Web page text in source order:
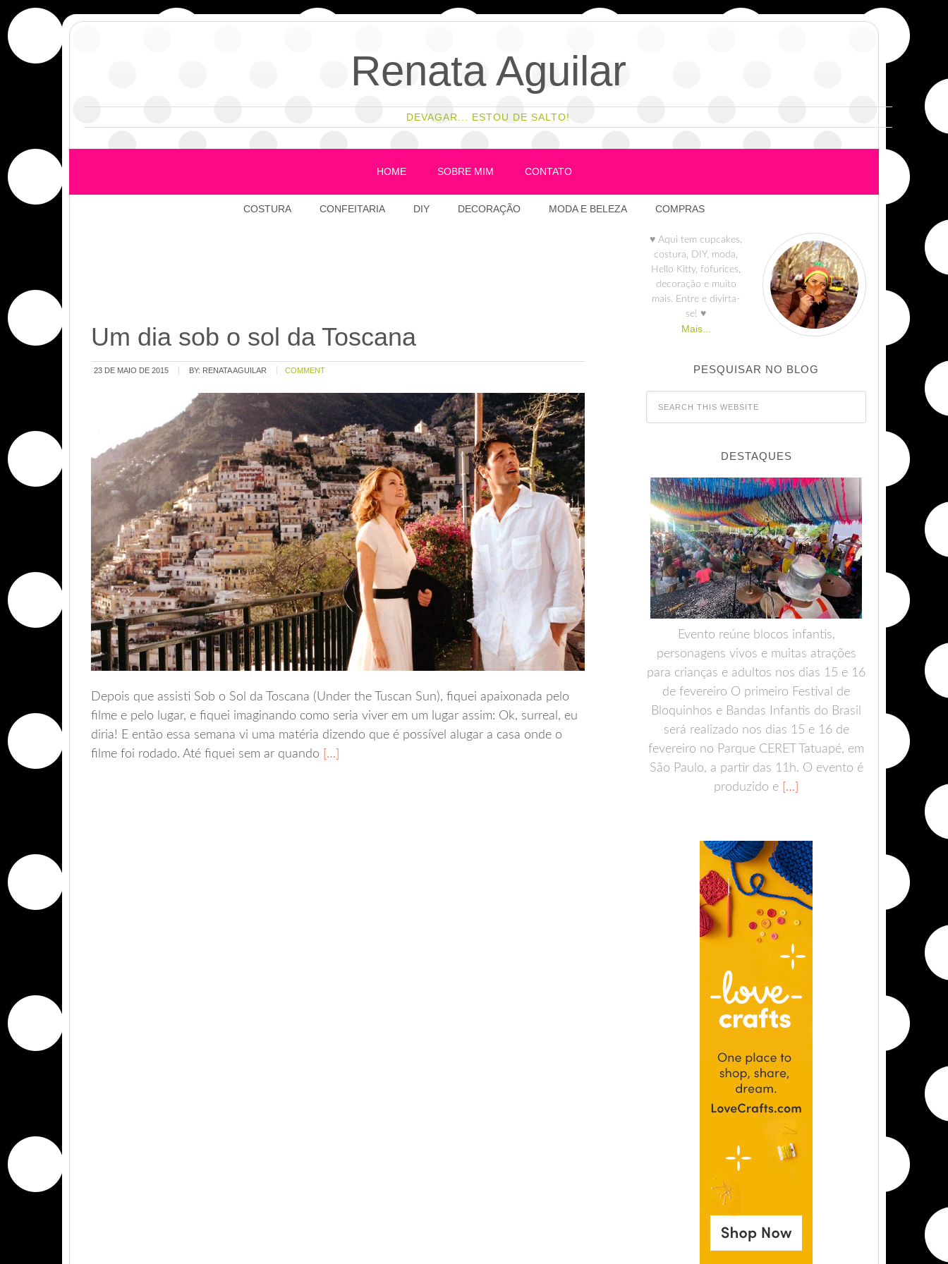
Renata Aguilar
DEVAGAR... ESTOU DE SALTO!
HOME SOBRE MIM CONTATO
COSTURA CONFEITARIA DIY DECORAÇÃO MODA E BELEZA COMPRAS
Um dia sob o sol da Toscana
23 DE MAIO DE 2015 BY: RENATA AGUILAR COMMENT
Depois que assisti Sob o Sol da Toscana (Under the Tuscan Sun), fiquei apaixonada pelo
filme e pelo lugar, e fiquei imaginando como seria viver em um lugar assim: Ok, surreal, eu
diria! E então essa semana vi uma matéria dizendo que é possível alugar a casa onde o
filme foi rodado. Até fiquei sem ar quando […]
♥ Aqui tem cupcakes,
costura, DIY, moda,
Hello Kitty, fofurices,
decoração e muito
mais. Entre e divirta-
se! ♥
Mais...
PESQUISAR NO BLOG
DESTAQUES
Evento reúne blocos infantis,
personagens vivos e muitas atrações
para crianças e adultos nos dias 15 e 16
de fevereiro O primeiro Festival de
Bloquinhos e Bandas Infantis do Brasil
será realizado nos dias 15 e 16 de
fevereiro no Parque CERET Tatuapé, em
São Paulo, a partir das 11h. O evento é
produzido e […]